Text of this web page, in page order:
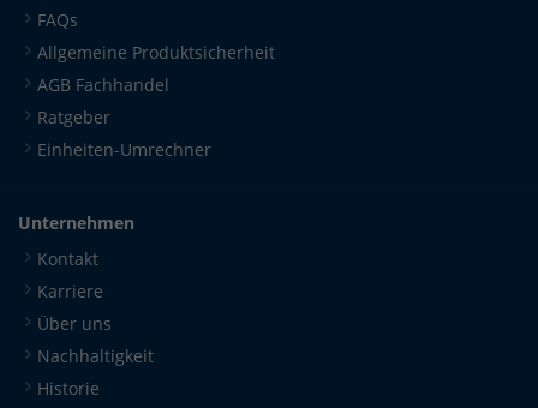
FAQs
Allgemeine Produktsicherheit
AGB Fachhandel
Ratgeber
Einheiten-Umrechner
Unternehmen
Kontakt
Karriere
Über uns
Nachhaltigkeit
Historie
aus dem Netzwerk zusammengeführt.
Cookie-Informationen anzeigen